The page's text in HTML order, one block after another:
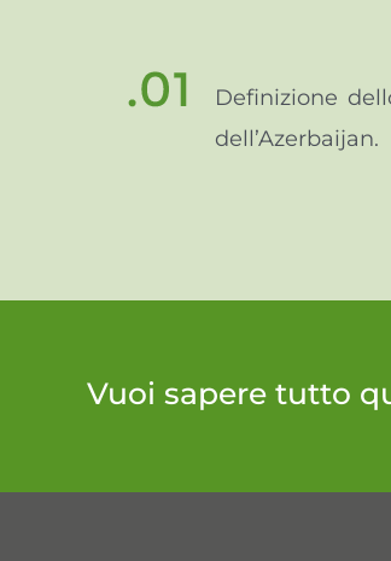
Definizione
dell’Azerbaijan.
Vuoi sapere tutto